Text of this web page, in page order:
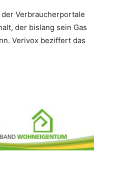
Verbraucherportale
der bislang sein Gas
Verivox beziffert das